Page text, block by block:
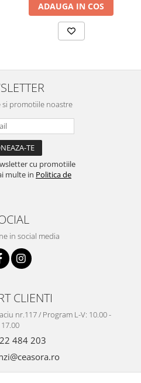
ADAUGA IN COS
si promotiile noastre
cu promotiile
multe in Politica de
in social media
CLIENTI
nr.117 / Program L-V: 10.00 -
17.00
484 203